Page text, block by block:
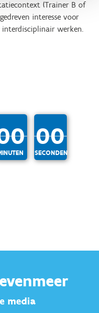
(Trainer B of
interesse voor
werken.
00
SECONDEN
media